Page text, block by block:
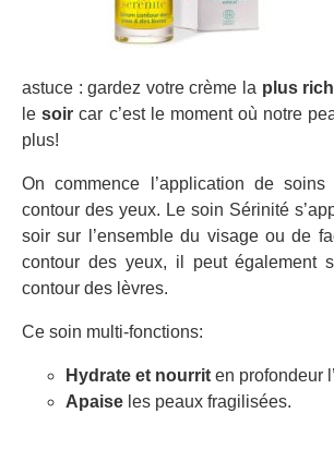
astuce : gardez votre crème la plus
lesoir car c’est le moment où notre
plus!
On commence l’application de
contour des yeux. Le soin Sérinité
soir sur l’ensemble du visage ou de
contour des yeux, il peut également
contour des lèvres.
Ce soin multi-fonctions:
Hydrate et nourrit en profondeur
Apaise les peaux fragilisées.